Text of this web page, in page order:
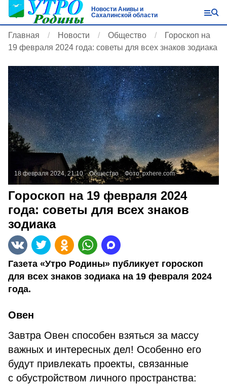
Новости Анивы и
Сахалинской области
Главная Новости Общество
Гороскоп на
19 февраля 2024 года: советы для всех знаков зодиака
18 февраля 2024, 21:10 Общество Фото:pxhere.com
Гороскоп на 19 февраля 2024
года: советы для всех знаков
зодиака
Газета «Утро Родины» публикует гороскоп
для всех знаков зодиака на 19 февраля 2024
года.
Овен
Завтра Овен способен взяться за массу
важных и интересных дел! Особенно его
будут привлекать проекты, связанные
с обустройством личного пространства: